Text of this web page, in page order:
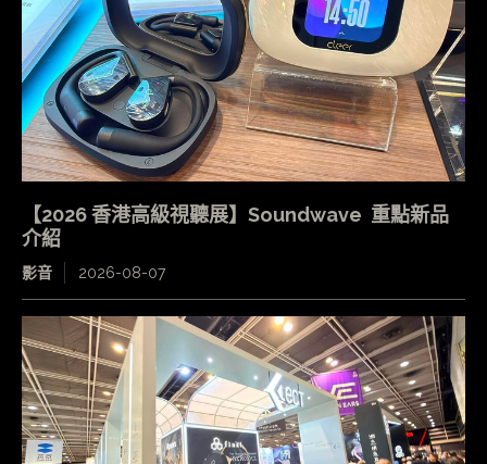
【2026 香港高級視聽展】Soundwave 重點新品
介紹
影音 2026-08-07